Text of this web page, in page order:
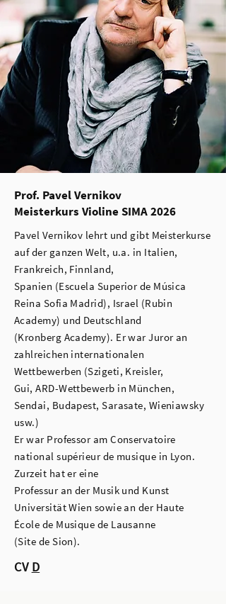
Prof. Pavel Vernikov
Meisterkurs Violine SIMA 2026
Pavel Vernikov lehrt und gibt Meisterkurse
auf der ganzen Welt, u.a. in Italien,
Frankreich, Finnland,
Spanien (Escuela Superior de Música
Reina Sofia Madrid), Israel (Rubin
Academy) und Deutschland
(Kronberg Academy). Er war Juror an
zahlreichen internationalen
Wettbewerben (Szigeti, Kreisler,
Gui, ARD-Wettbewerb in München,
Sendai, Budapest, Sarasate, Wieniawsky
usw.)
Er war Professor am Conservatoire
national supérieur de musique in Lyon.
Zurzeit hat er eine
Professur an der Musik und Kunst
Universität Wien sowie an der Haute
École de Musique de Lausanne
(Site de Sion).
CV D